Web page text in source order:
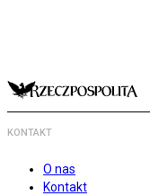
KONTAKT
O nas
Kontakt